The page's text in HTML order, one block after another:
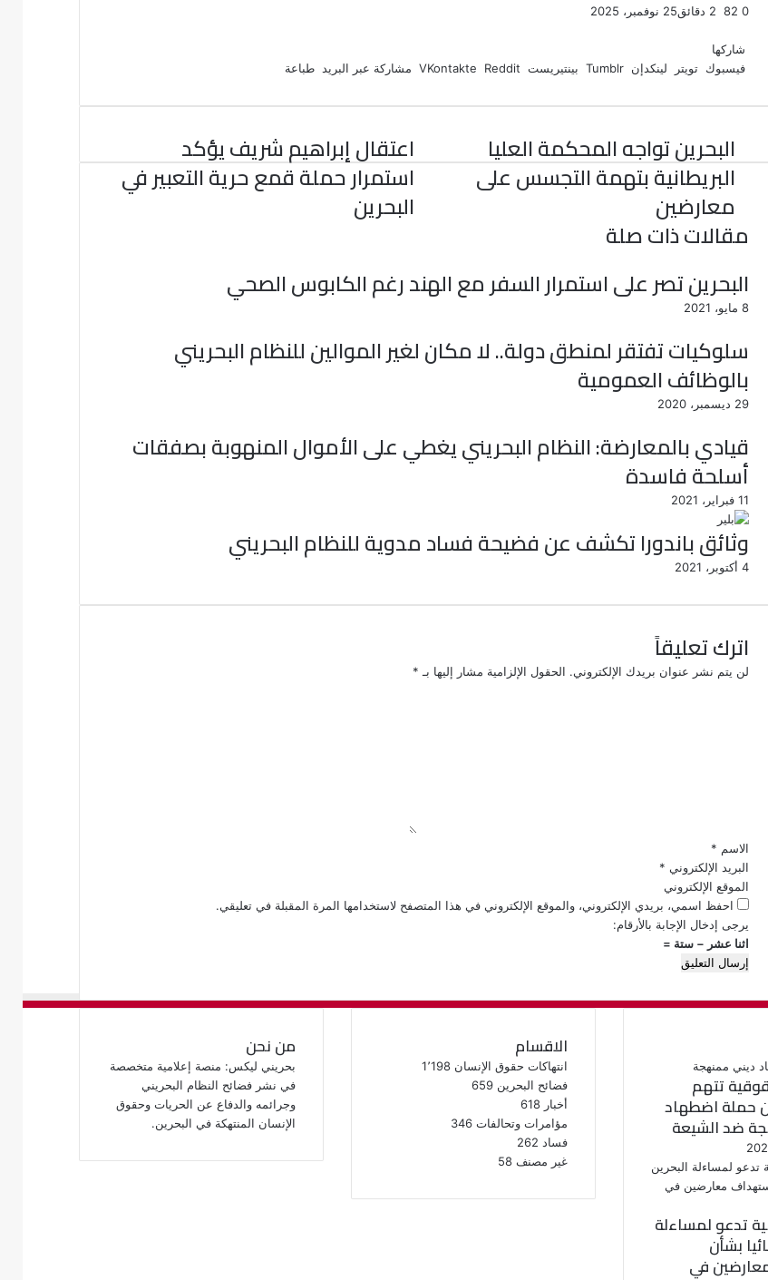
25 نوفمبر، 2025
0
ي
س
و
و
ي
ر
ي
ن
د
ن
T
u
b
r
ي
ن
ي
ي
س
ت
R
e
d
t
ا
ت
ا
شاركها
فيسبوك تويتر لينكدإن بينتيريست مشاركة عبر البريد طباعة
اعتقال إبراهيم شريف يؤكد
استمرار حملة قمع حرية التعبير في
البحرين
البحرين تواجه المحكمة العليا
البريطانية بتهمة التجسس على
معارضين
مقالات ذات صلة
البحرين تصر على استمرار السفر مع الهند رغم الكابوس الصحي
8 مايو، 2021
سلوكيات تفتقر لمنطق دولة.. لا مكان لغير الموالين للنظام البحريني
بالوظائف العمومية
29 ديسمبر، 2020
قيادي بالمعارضة: النظام البحريني يغطي على الأموال المنهوبة بصفقات
أسلحة فاسدة
11 فبراير، 2021
وثائق باندورا تكشف عن فضيحة فساد مدوية للنظام البحريني
4 أكتوبر، 2021
اترك تعليقاً
لن يتم نشر عنوان بريدك الإلكتروني. الحقول الإلزامية مشار إليها بـ *
الاسم *
البريد الإلكتروني *
الموقع الإلكتروني
احفظ اسمي، بريدي الإلكتروني، والموقع الإلكتروني في هذا المتصفح لاستخدامها المرة المقبلة في تعليقي.
يرجى إدخال الإجابة بالأرقام:
اثنا عشر − ستة =
من نحن
بحريني ليكس: منصة إعلامية متخصصة
في نشر فضائح النظام البحريني
وجرائمه والدفاع عن الحريات وحقوق
الإنسان المنتهكة في البحرين.
الاقسام
انتهاكات حقوق الإنسان 1٬198
فضائح البحرين 659
أخبار 618
مؤامرات وتحالفات 346
فساد 262
غير مصنف 58
تتهم
حملة اضطهاد
ضد الشيعة
تدعو لمساءلة
بشأن
في